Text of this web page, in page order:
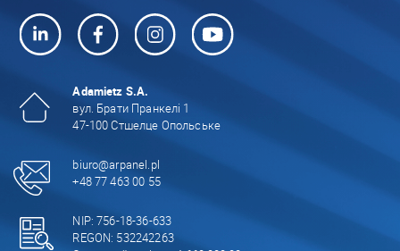
Adamietz S.A.
вул. Брати Пранкелі 1
47-100 Стшелце Опольське
biuro@arpanel.pl
+48 77 463 00 55
NIP: 756-18-36-633
REGON: 532242263